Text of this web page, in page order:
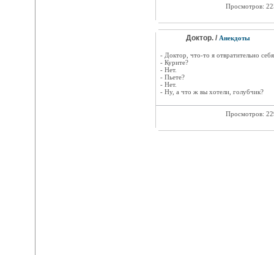
Просмотров:
Доктор. / Анекдоты
- Доктор, что-то я отвратительно
- Курите?
- Нет.
- Пьете?
- Нет.
- Ну, а что ж вы хотели, голубчик?
Просмотров: